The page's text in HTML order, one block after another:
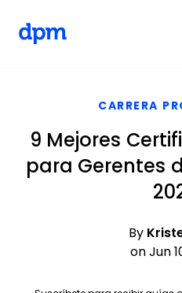
CARRERA
9 Mejores
para Gerentes
By
on Jun